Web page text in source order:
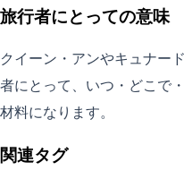
旅行者にとっての意味
クイーン・アンやキュナー
者にとって、いつ・どこで
材料になります。
関連タグ